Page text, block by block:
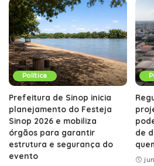
Política
Prefeitura de Sinop inicia
planejamento do Festeja
Sinop 2026 e mobiliza
órgãos para garantir
estrutura e segurança do
evento
de